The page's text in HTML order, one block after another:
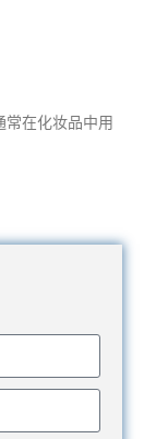
在化妆品中用